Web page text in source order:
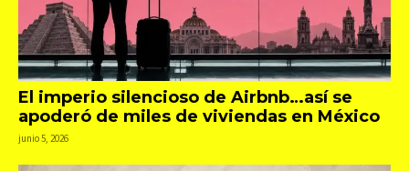
El imperio silencioso de Airbnb…así se
apoderó de miles de viviendas en México
junio 5, 2026